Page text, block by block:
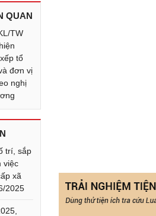
QUAN
TW
tổ
đơn vị
nghị
trí, sắp
việc
xã
2025